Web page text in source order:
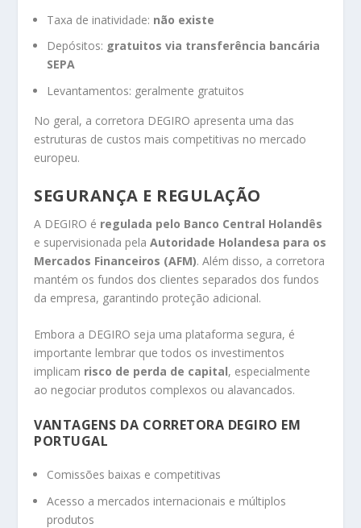
Taxa de inatividade: não existe
Depósitos: gratuitos via transferência bancária
SEPA
Levantamentos: geralmente gratuitos
No geral, a corretora DEGIRO apresenta uma das
estruturas de custos mais competitivas no mercado
europeu.
SEGURANÇA E REGULAÇÃO
A DEGIRO é regulada pelo Banco Central Holandês
e supervisionada pelaAutoridade Holandesa para os
Mercados Financeiros (AFM). Além disso, a corretora
mantém os fundos dos clientes separados dos fundos
da empresa, garantindo proteção adicional.
Embora a DEGIRO seja uma plataforma segura, é
importante lembrar que todos os investimentos
implicam risco de perda de capital, especialmente
ao negociar produtos complexos ou alavancados.
VANTAGENS DA CORRETORA DEGIRO EM
PORTUGAL
Comissões baixas e competitivas
Acesso a mercados internacionais e múltiplos
produtos